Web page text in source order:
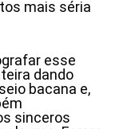
mais séria
esse
dando
bacana e,
sinceros